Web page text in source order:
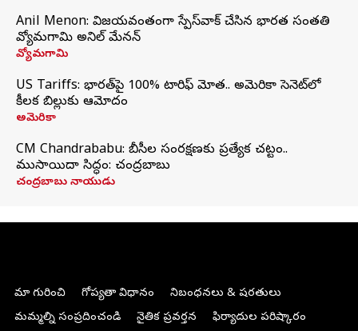
Anil Menon: విజయవంతంగా స్పేస్‌వాక్‌ చేసిన భారత సంతతి
వ్యోమగామి అనిల్‌ మేనన్
వ్యోమగామి
US Tariffs: భారత్‌పై 100% టారిఫ్‌ మోత.. అమెరికా సెనెట్‌లో
కీలక బిల్లుకు ఆమోదం
అమెరికా
CM Chandrababu: బీసీల సంరక్షణకు ప్రత్యేక చట్టం..
ముసాయిదా సిద్ధం: చంద్రబాబు
చంద్రబాబు నాయుడు
మా గురించి గోప్యతా విధానం
నిబంధనలు & షరతులు
మమ్మల్ని సంప్రదించండి
నైతిక ప్రవర్తన ఫిర్యాదుల పరిష్కారం